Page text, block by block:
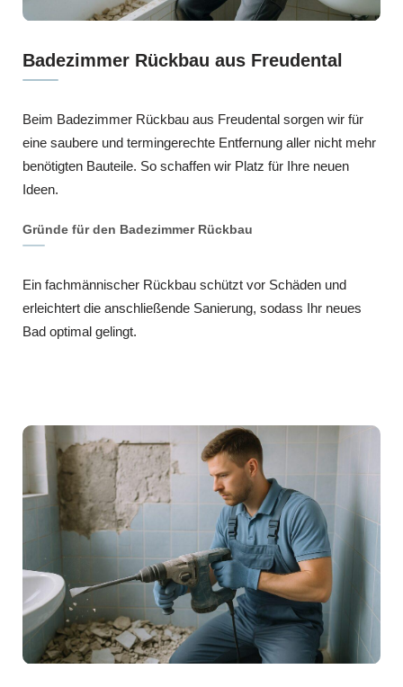
Badezimmer Rückbau aus Freudental
Beim Badezimmer Rückbau aus Freudental sorgen wir für
eine saubere und termingerechte Entfernung aller nicht mehr
benötigten Bauteile. So schaffen wir Platz für Ihre neuen
Ideen.
Gründe für den Badezimmer Rückbau
Ein fachmännischer Rückbau schützt vor Schäden und
erleichtert die anschließende Sanierung, sodass Ihr neues
Bad optimal gelingt.